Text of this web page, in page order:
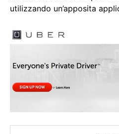
utilizzando un’apposita